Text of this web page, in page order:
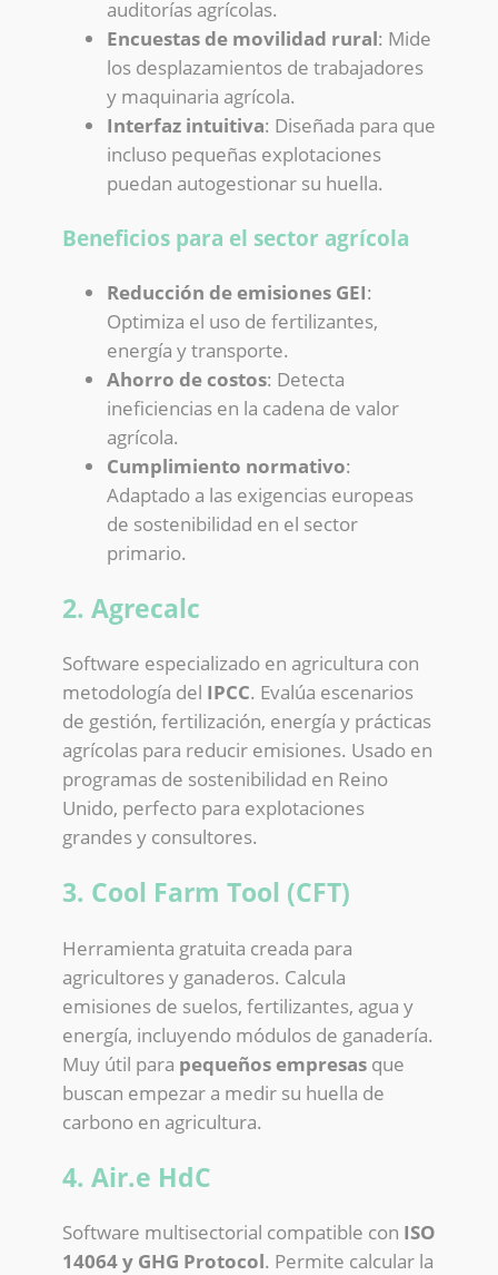
auditorías agrícolas.
Encuestas de movilidad rural: Mide
los desplazamientos de trabajadores
y maquinaria agrícola.
Interfaz intuitiva: Diseñada para que
incluso pequeñas explotaciones
puedan autogestionar su huella.
Beneficios para el sector agrícola
Reducción de emisiones GEI:
Optimiza el uso de fertilizantes,
energía y transporte.
Ahorro de costos: Detecta
ineficiencias en la cadena de valor
agrícola.
Cumplimiento normativo:
Adaptado a las exigencias europeas
de sostenibilidad en el sector
primario.
2. Agrecalc
Software especializado en agricultura con
metodología del IPCC. Evalúa escenarios
de gestión, fertilización, energía y prácticas
agrícolas para reducir emisiones. Usado en
programas de sostenibilidad en Reino
Unido, perfecto para explotaciones
grandes y consultores.
3. Cool Farm Tool (CFT)
Herramienta gratuita creada para
agricultores y ganaderos. Calcula
emisiones de suelos, fertilizantes, agua y
energía, incluyendo módulos de ganadería.
Muy útil para pequeños empresas que
buscan empezar a medir su huella de
carbono en agricultura.
4. Air.e HdC
Software multisectorial compatible con ISO
14064 y GHG Protocol. Permite calcular la